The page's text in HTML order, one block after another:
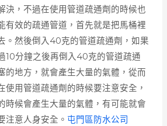
決，不過在使用管道疏通劑的時候也
有效的疏通管道，首先就是把馬桶裡
。然後倒入40克的管道疏通劑，如果
10分鐘之後再倒入40克的管道疏通
的地方，就會產生大量的氣體，從而
使用管道疏通劑的時候要注意安全，
時候會產生大量的氣體，有可能就會
注意人身安全。 屯門區防水公司